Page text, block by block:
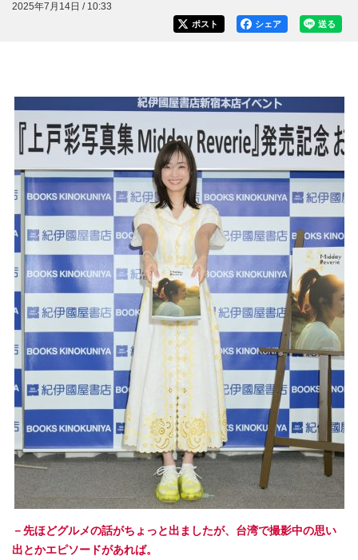
2025年7月14日 / 10:33
送る
シェア
ポスト
－先ほどグルメの話がちょっと出ましたが、台湾で撮影中の思い
出とかエピソードがあれば。